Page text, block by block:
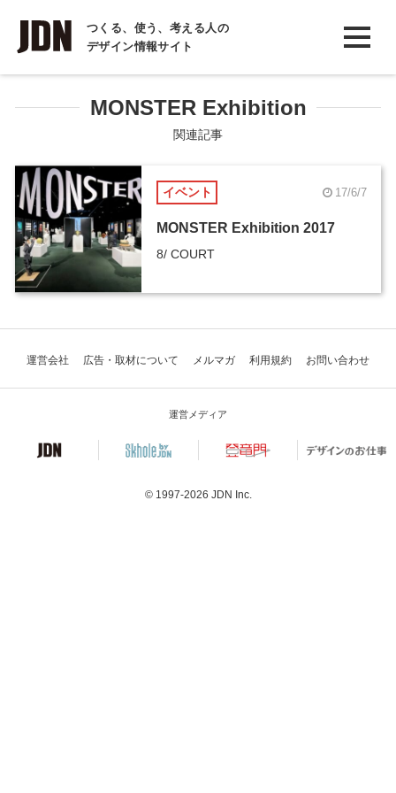
つくる、使う、考える人の
デザイン情報サイト
INTERVIEW
インタビュー
REPORT
COLUMN
コラム
MONSTER Exhibition
関連記事
イベント 17/6/7
MONSTER Exhibition 2017
8/ COURT
運営会社 広告・取材について メルマガ 利用規約 お問い合わせ
運営メディア
© 1997-2026 JDN Inc.